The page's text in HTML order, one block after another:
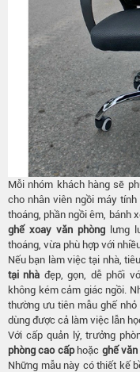
Mỗi nhóm khách hàng sẽ
cho nhân viên ngồi máy
thoáng, phần ngồi êm, bánh
ghế xoay văn phòng lưng
thoáng, vừa phù hợp với
Nếu bạn làm việc tại nhà,
tại nhà đẹp, gọn, dễ phối
không kém cảm giác ngồi.
thường ưu tiên mẫu ghế
dùng được cả làm việc lẫn
Với cấp quản lý, trưởng
phòng cao cấphoặc ghế
Những mẫu này có thiết kế